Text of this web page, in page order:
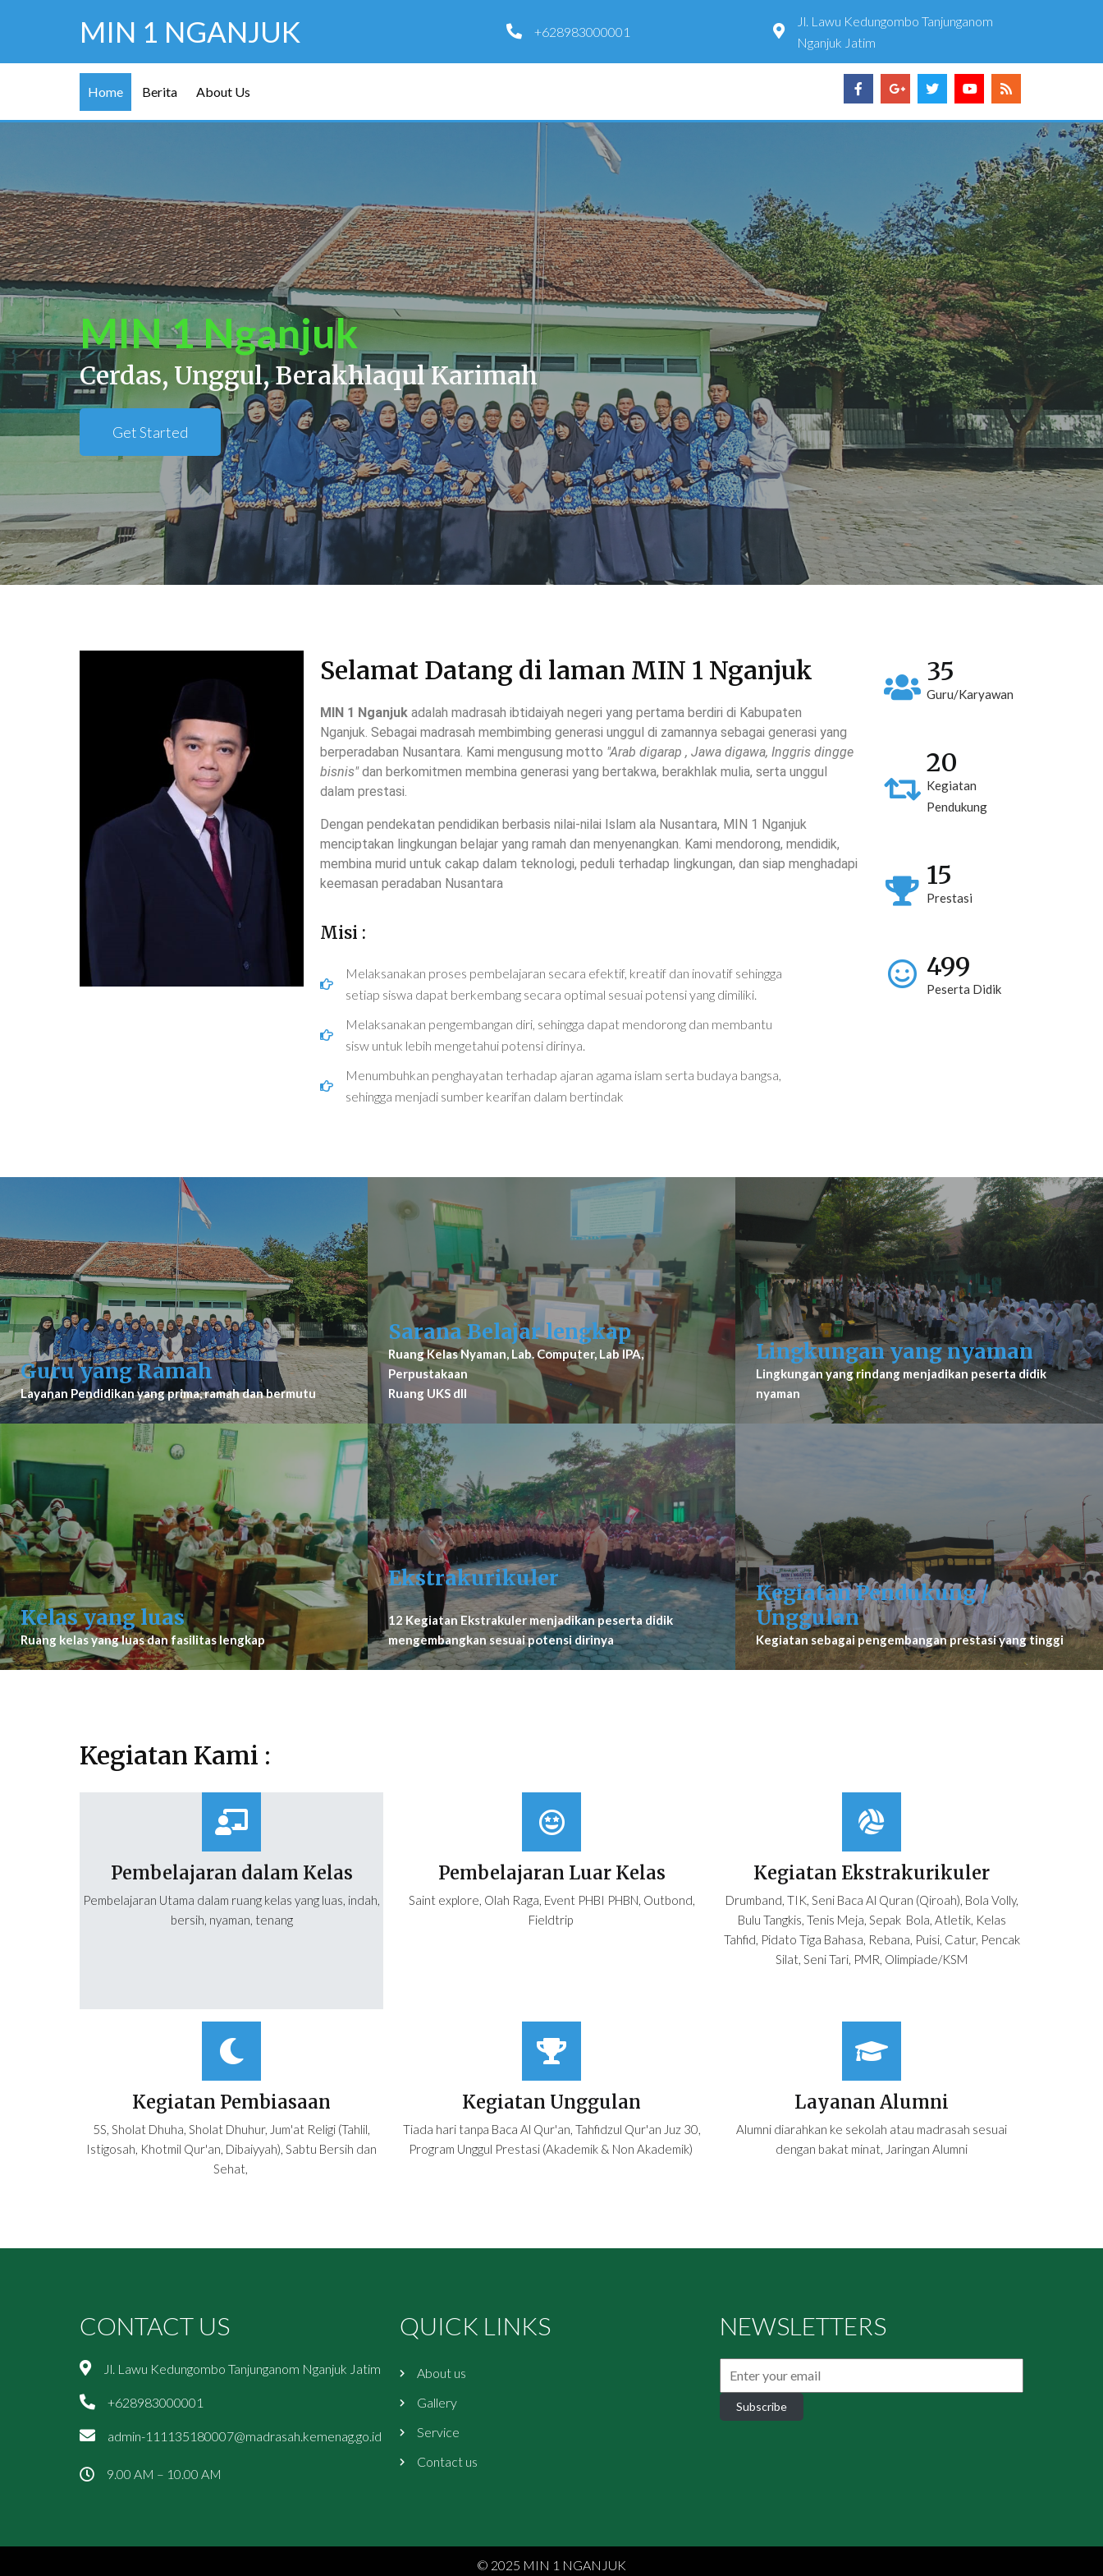
MIN 1 NGANJUK +628983000001
Jl. Lawu Kedungombo Tanjunganom
Nganjuk Jatim
Home Berita About Us
MIN 1 Nganjuk
Cerdas, Unggul, Berakhlaqul Karimah
Get Started
Selamat Datang di laman MIN 1 Nganjuk
MIN 1 Nganjukadalah madrasah ibtidaiyah negeri yang pertama berdiri di Kabupaten
Nganjuk. Sebagai madrasah membimbing generasi unggul di zamannya sebagai generasi yang
berperadaban Nusantara. Kami mengusung motto "Arab digarap , Jawa digawa, Inggris dingge
bisnis"dan berkomitmen membina generasi yang bertakwa, berakhlak mulia, serta unggul
dalam prestasi.
Dengan pendekatan pendidikan berbasis nilai-nilai Islam ala Nusantara, MIN 1 Nganjuk
menciptakan lingkungan belajar yang ramah dan menyenangkan. Kami mendorong, mendidik,
membina murid untuk cakap dalam teknologi, peduli terhadap lingkungan, dan siap menghadapi
keemasan peradaban Nusantara
Misi :
Melaksanakan proses pembelajaran secara efektif, kreatif dan inovatif sehingga
setiap siswa dapat berkembang secara optimal sesuai potensi yang dimiliki.
Melaksanakan pengembangan diri, sehingga dapat mendorong dan membantu
sisw untuk lebih mengetahui potensi dirinya.
Menumbuhkan penghayatan terhadap ajaran agama islam serta budaya bangsa,
sehingga menjadi sumber kearifan dalam bertindak
35
Guru/Karyawan
20
Kegiatan
Pendukung
15
Prestasi
499
Peserta Didik
Guru yang Ramah
Layanan Pendidikan yang prima, ramah dan bermutu
Kelas yang luas
Ruang kelas yang luas dan fasilitas lengkap
Sarana Belajar lengkap
Ruang Kelas Nyaman, Lab. Computer, Lab IPA,
Perpustakaan
Ruang UKS dll
Ekstrakurikuler
12 Kegiatan Ekstrakuler menjadikan peserta didik
mengembangkan sesuai potensi dirinya
Lingkungan yang nyaman
Lingkungan yang rindang menjadikan peserta didik
nyaman
Kegiatan Pendukung /
Unggulan
Kegiatan sebagai pengembangan prestasi yang tinggi
Kegiatan Kami :
Pembelajaran dalam Kelas
Pembelajaran Utama dalam ruang kelas yang luas, indah,
bersih, nyaman, tenang
Kegiatan Pembiasaan
5S, Sholat Dhuha, Sholat Dhuhur, Jum'at Religi (Tahlil,
Istigosah, Khotmil Qur'an, Dibaiyyah), Sabtu Bersih dan
Sehat,
Pembelajaran Luar Kelas
Saint explore, Olah Raga, Event PHBI PHBN, Outbond,
Fieldtrip
Kegiatan Unggulan
Tiada hari tanpa Baca Al Qur'an, Tahfidzul Qur'an Juz 30,
Program Unggul Prestasi (Akademik & Non Akademik)
Kegiatan Ekstrakurikuler
Drumband, TIK, Seni Baca Al Quran (Qiroah), Bola Volly,
Bulu Tangkis, Tenis Meja, Sepak Bola, Atletik, Kelas
Tahfid, Pidato Tiga Bahasa, Rebana, Puisi, Catur, Pencak
Silat, Seni Tari, PMR, Olimpiade/KSM
Layanan Alumni
Alumni diarahkan ke sekolah atau madrasah sesuai
dengan bakat minat, Jaringan Alumni
CONTACT US
Jl. Lawu Kedungombo Tanjunganom Nganjuk Jatim
+628983000001
admin-111135180007@madrasah.kemenag.go.id
9.00 AM – 10.00 AM
QUICK LINKS
About us
Gallery
Service
Contact us
NEWSLETTERS
Subscribe
© 2025 MIN 1 NGANJUK